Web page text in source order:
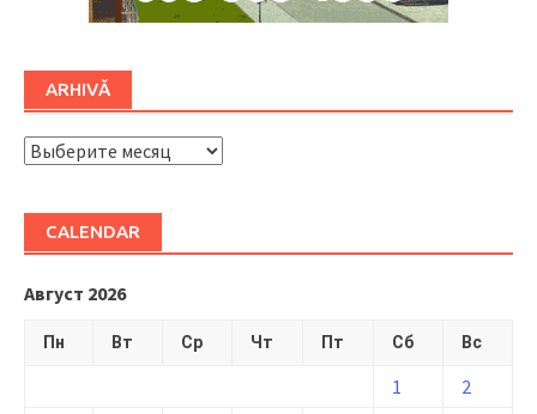
ARHIVĂ
ARHIVĂ
CALENDAR
Август 2026
Пн Вт Ср Чт Пт Сб Вс
1
2